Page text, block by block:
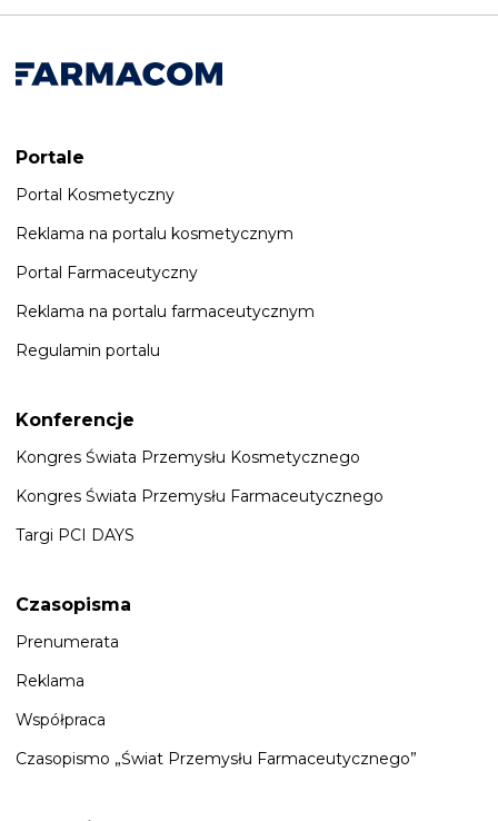
Portale
Portal Kosmetyczny
Reklama na portalu kosmetycznym
Portal Farmaceutyczny
Reklama na portalu farmaceutycznym
Regulamin portalu
Konferencje
Kongres Świata Przemysłu Kosmetycznego
Kongres Świata Przemysłu Farmaceutycznego
Targi PCI DAYS
Czasopisma
Prenumerata
Reklama
Współpraca
Czasopismo „Świat Przemysłu Farmaceutycznego”